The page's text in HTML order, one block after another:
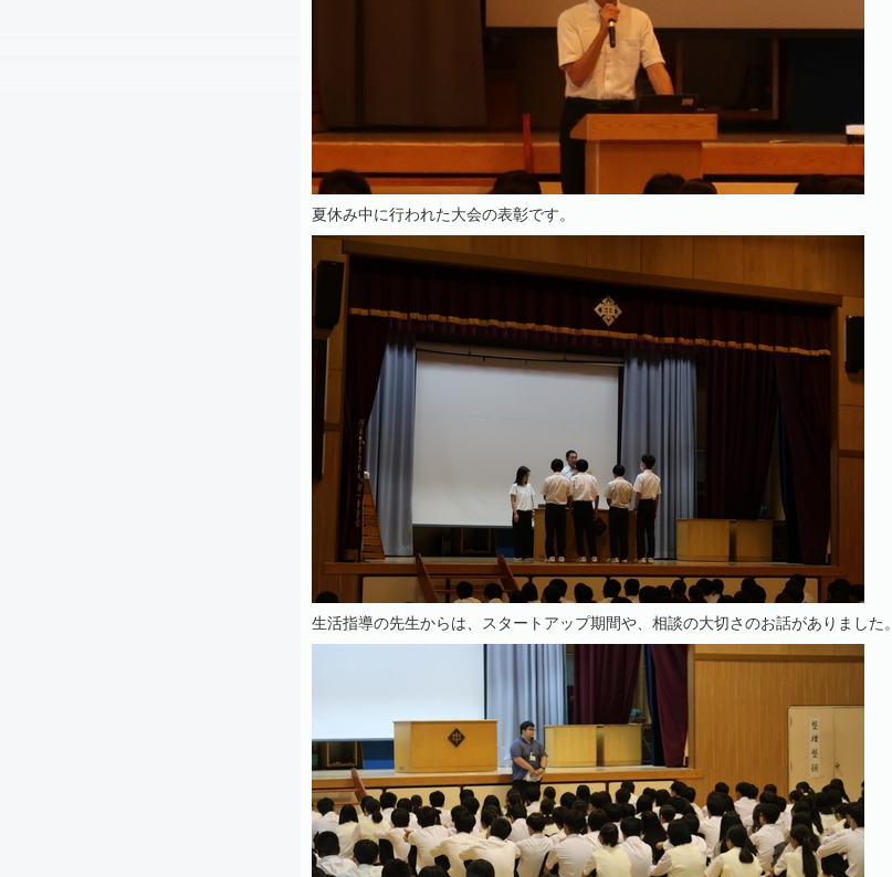
夏休み中に行われた大会の表彰です。
生活指導の先生からは、スタートアップ期間や、相談の大切さのお話がありました。